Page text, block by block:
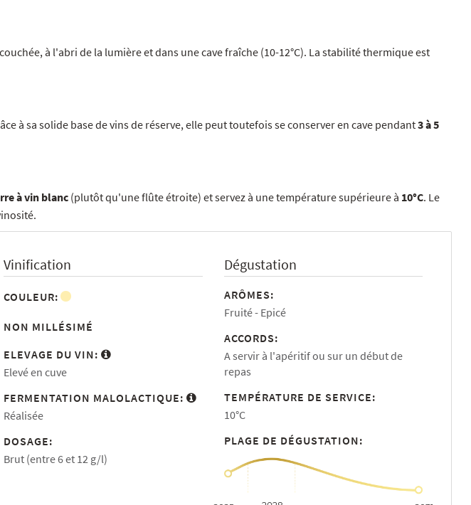
à l'abri de la lumière et dans une cave fraîche (10-12°C). La stabilité thermique est
à sa solide base de vins de réserve, elle peut toutefois se conserver en cave pendant3 à 5
à vin blanc(plutôt qu'une flûte étroite) et servez à une température supérieure à 10°C. Le
Vinification
COULEUR:
NON MILLÉSIMÉ
ELEVAGE DU VIN:
Elevé en cuve
FERMENTATION MALOLACTIQUE:
Réalisée
DOSAGE:
Brut (entre 6 et 12 g/l)
Dégustation
ARÔMES:
Fruité
Epicé
ACCORDS:
A servir à l'apéritif ou sur un début de
repas
TEMPÉRATURE DE SERVICE:
10°C
PLAGE DE DÉGUSTATION: